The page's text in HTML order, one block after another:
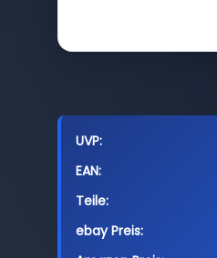
UVP:
EAN:
Teile:
ebay Preis: